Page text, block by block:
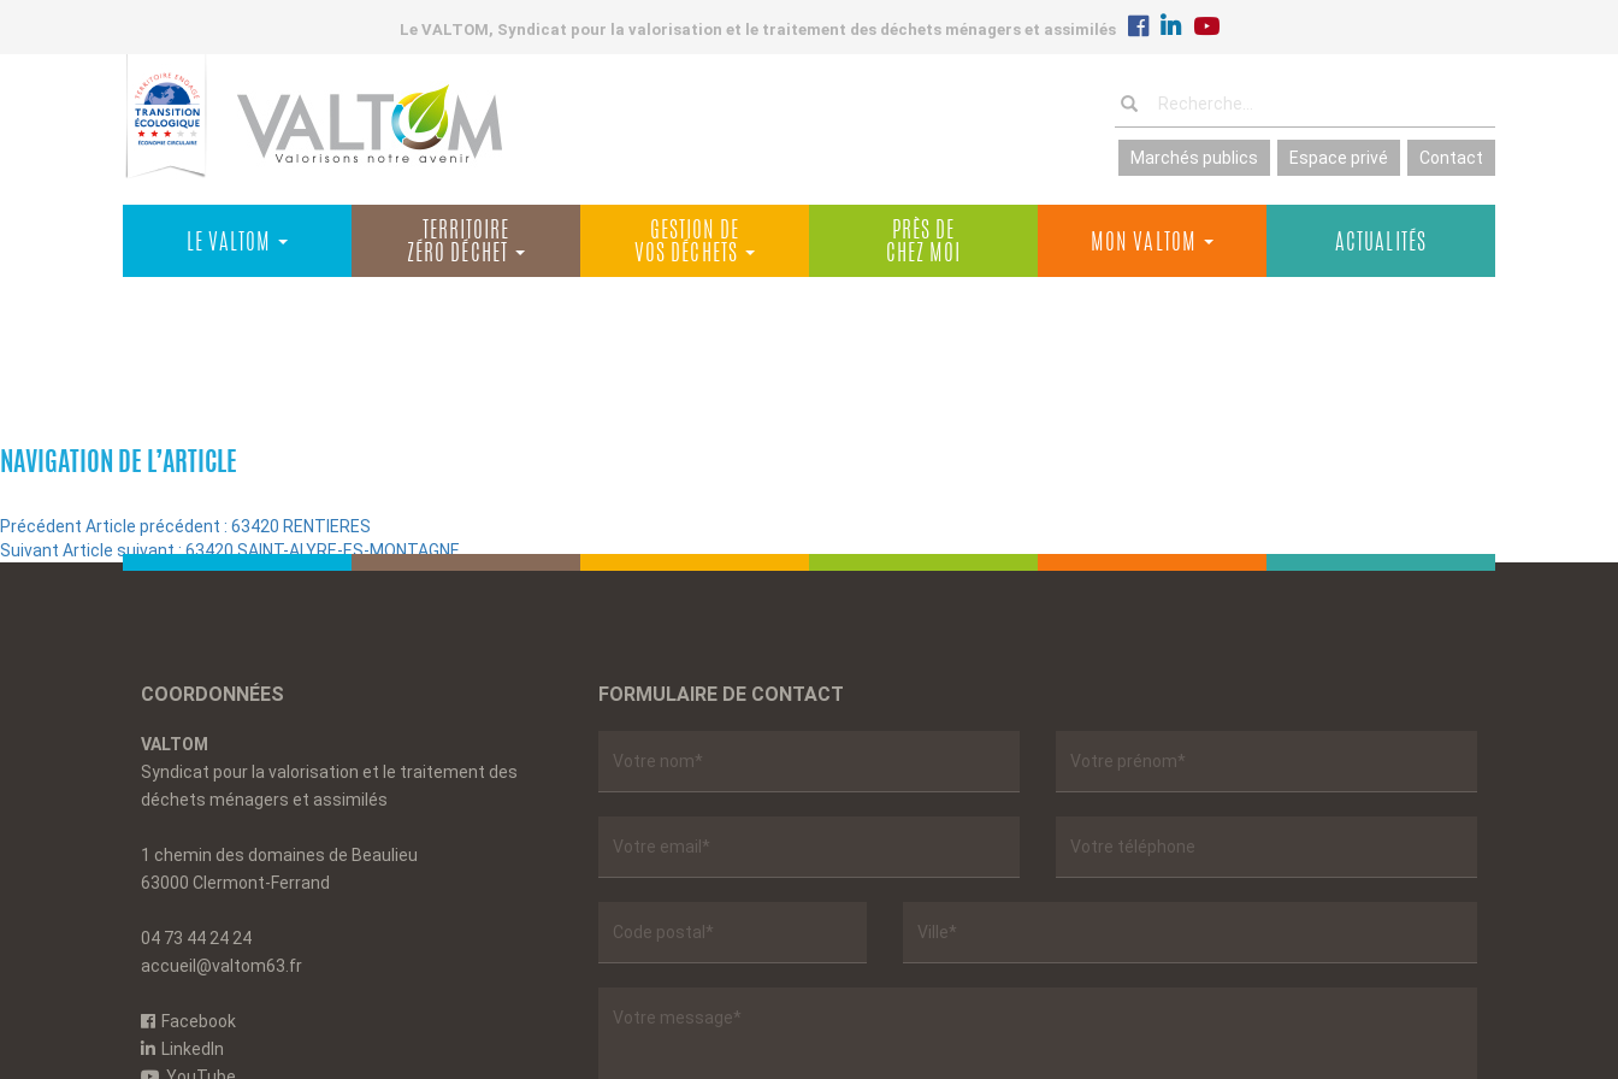
Le VALTOM, Syndicat pour la valorisation et le traitement des déchets ménagers et assimilés
Marchés publics Espace privé Contact
LE VALTOM
TERRITOIRE
ZÉRO DÉCHET
GESTION DE
VOS DÉCHETS
PRÈS DE
CHEZ MOI
MON VALTOM ACTUALITÉS
NAVIGATION DE L’ARTICLE
Précédent Article précédent : 63420 RENTIERES
Suivant Article suivant :63420 SAINT-ALYRE-ES-MONTAGNE
COORDONNÉES
VALTOM
Syndicat pour la valorisation et le traitement des
déchets ménagers et assimilés
1 chemin des domaines de Beaulieu
63000 Clermont-Ferrand
04 73 44 24 24
accueil@valtom63.fr
Facebook
LinkedIn
FORMULAIRE DE CONTACT